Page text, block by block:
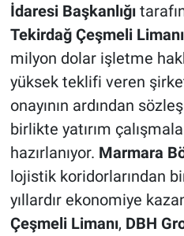
İdaresi Başkanlığı
Tekirdağ Çeşmeli Limanı
milyon dolar işletme
yüksek teklifi veren
onayının ardından
birlikte yatırım
hazırlanıyor. Marmara
lojistik koridorlarından
yıllardır ekonomiye
Çeşmeli Limanı, DBH